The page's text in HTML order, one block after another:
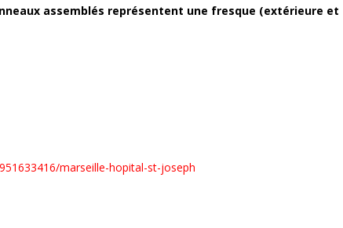
assemblés représentent une fresque (extérieure et
marseille-hopital-st-joseph